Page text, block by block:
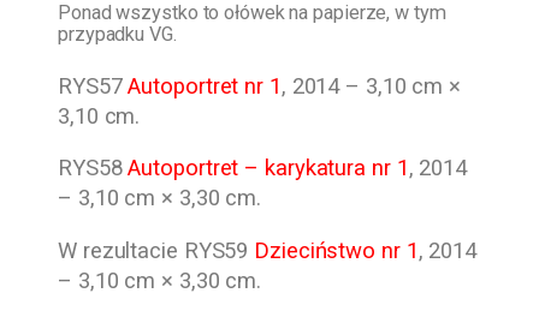
Ponad wszystko to ołówek na papierze, w tym
przypadku VG.
RYS57Autoportret nr 1, 2014 – 3,10 cm ×
3,10 cm.
RYS58Autoportret – karykatura nr 1, 2014
– 3,10 cm × 3,30 cm.
W rezultacie RYS59 Dzieciństwo nr 1, 2014
– 3,10 cm × 3,30 cm.